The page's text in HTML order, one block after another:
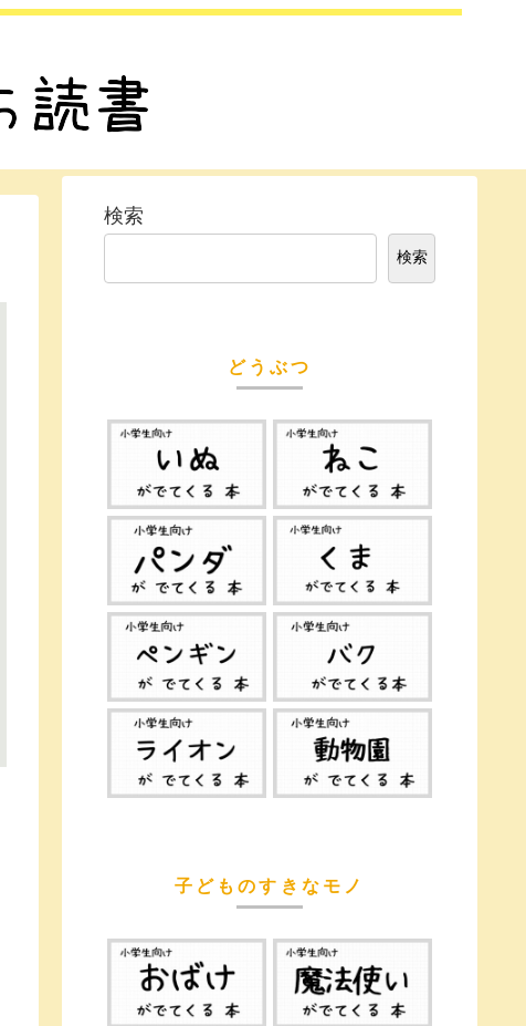
検索
検索
どうぶつ
子どものすきなモノ